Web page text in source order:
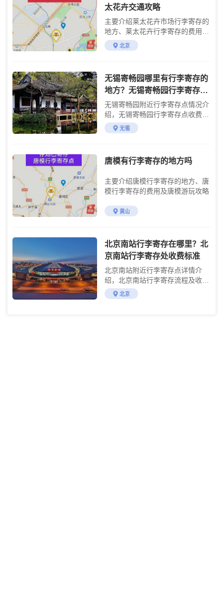
太花卉交通攻略
主要介绍莱太花卉市场行李寄存的
地方、莱太花卉行李寄存的费用及
交通攻略
北京
无锡寄畅园哪里有行李寄存的
地方？无锡寄畅园行李寄存怎
么收费？
无锡寄畅园附近行李寄存点情况介
绍，无锡寄畅园行李寄存点收费标
准介绍
无锡
唐模有行李寄存的地方吗
主要介绍唐模行李寄存的地方、唐
模行李寄存的费用及唐模游玩攻略
黄山
北京南站行李寄存在哪里？北
京南站行李寄存处收费标准
北京南站附近行李寄存点详情介
绍，北京南站行李寄存流程及收费
标准说明
北京